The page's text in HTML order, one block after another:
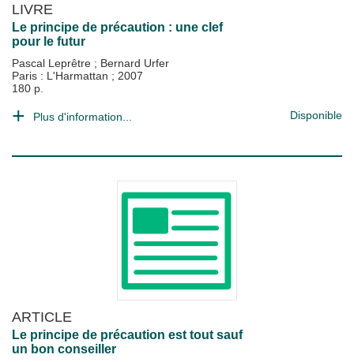
LIVRE
Le principe de précaution : une clef
pour le futur
Pascal Leprêtre ; Bernard Urfer
Paris : L'Harmattan ; 2007
180 p.
Plus d'information... Disponible
ARTICLE
Le principe de précaution est tout sauf
un bon conseiller